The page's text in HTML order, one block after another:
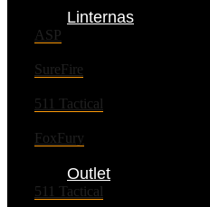
Linternas
ASP
SureFire
511 Tactical
FoxFury
Outlet
511 Tactical